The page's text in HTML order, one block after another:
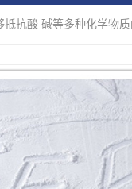
抗酸 碱等多种化学物